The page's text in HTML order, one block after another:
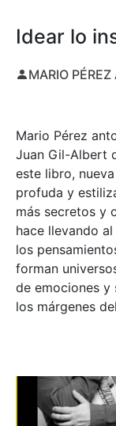
Idear lo
MARIO
Mario Pérez
Juan Gil-Albert
este libro,
profuda y
más secretos y
hace llevando
los
forman
de emociones y
los márgenes